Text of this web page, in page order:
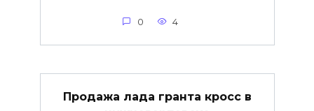
0 4
Продажа лада гранта кросс в